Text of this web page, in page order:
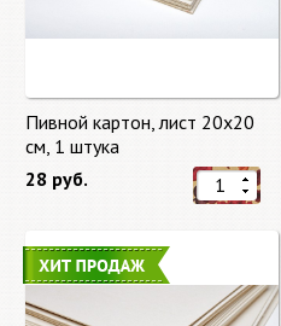
Пивной картон, лист 20х20
cм, 1 штука
28 руб.